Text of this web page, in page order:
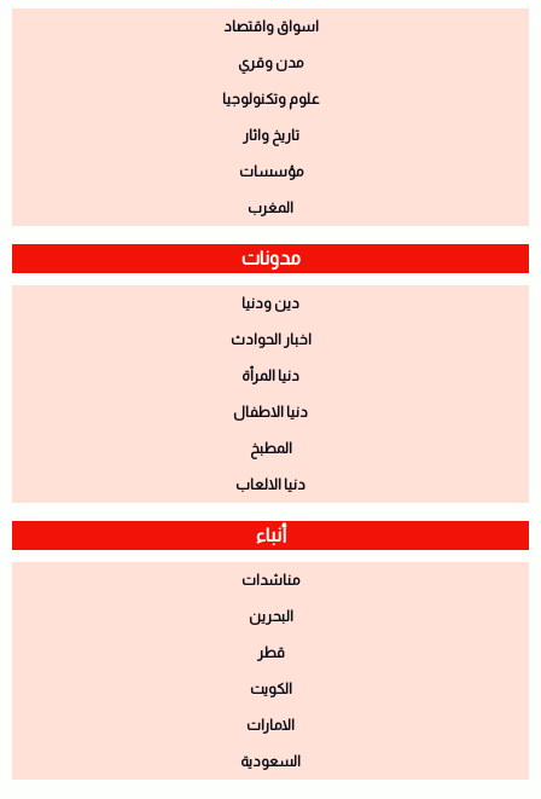
اسواق واقتصاد
مدن وقري
علوم وتكنولوجيا
تاريخ واثار
مؤسسات
المغرب
مدونات
دين ودنيا
اخبار الحوادث
دنيا المرأة
دنيا الاطفال
المطبخ
دنيا الالعاب
أنباء
مناشدات
البحرين
قطر
الكويت
الامارات
السعودية